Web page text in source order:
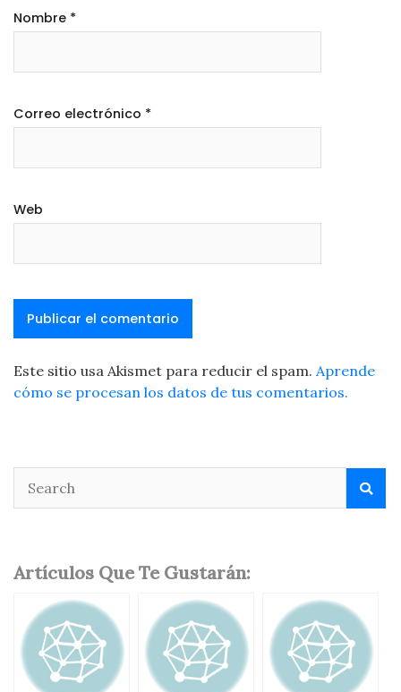
Nombre *
Correo electrónico *
Web
Este sitio usa Akismet para reducir el spam. Aprende
cómo se procesan los datos de tus comentarios.
Artículos Que Te Gustarán: